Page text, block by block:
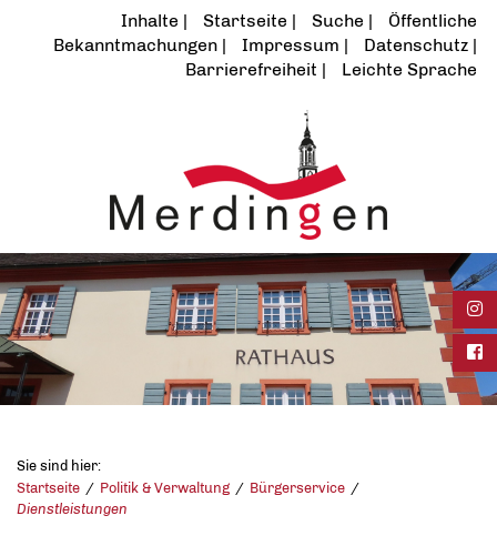
Inhalte Startseite Suche
Öffentliche
Bekanntmachungen
Impressum
Datenschutz
Barrierefreiheit
Leichte Sprache
Sie sind hier:
Startseite
Politik & Verwaltung
Bürgerservice
Dienstleistungen